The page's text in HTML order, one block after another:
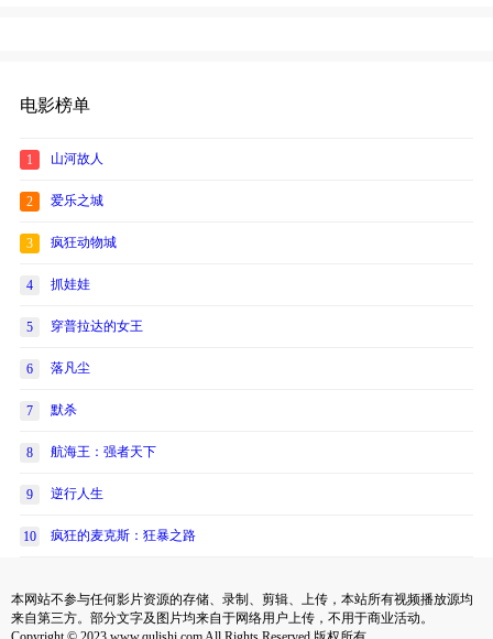
电影榜单
1 山河故人
2 爱乐之城
3 疯狂动物城
4 抓娃娃
5 穿普拉达的女王
6 落凡尘
7 默杀
8 航海王：强者天下
9 逆行人生
10 疯狂的麦克斯：狂暴之路
本网站不参与任何影片资源的存储、录制、剪辑、上传，本站所有视频播放源均
来自第三方。部分文字及图片均来自于网络用户上传，不用于商业活动。